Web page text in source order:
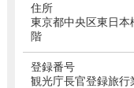
住所
東京都中央区東日
階
登録番号
観光庁長官登録旅行